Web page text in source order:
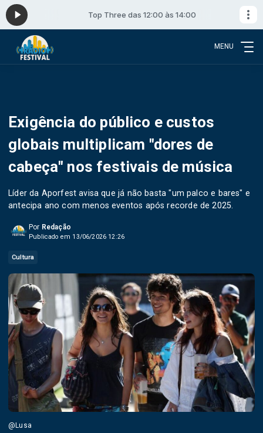
Top Three das 12:00 às 14:00
MENU
Exigência do público e custos
globais multiplicam "dores de
cabeça" nos festivais de música
Líder da Aporfest avisa que já não basta "um palco e bares" e
antecipa ano com menos eventos após recorde de 2025.
Por Redação
Publicado em 13/06/2026 12:26
Cultura
@Lusa